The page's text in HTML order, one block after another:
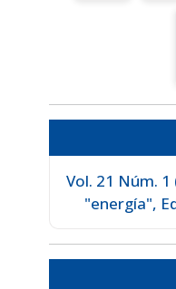
Vol. 21 Núm. 1
"energía",